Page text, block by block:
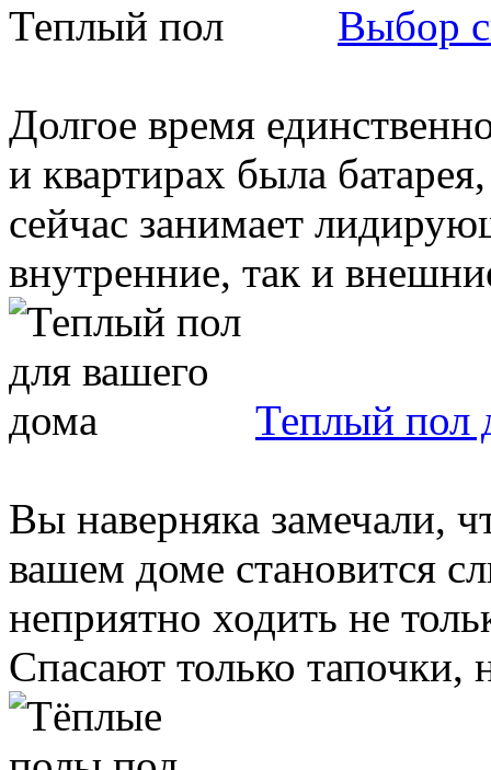
Выбор
Долгое время
и квартирах была
сейчас занимает
внутренние, так и
Теплый пол
Вы наверняка замечали,
вашем доме становится
неприятно ходить не
Спасают только тапочки,